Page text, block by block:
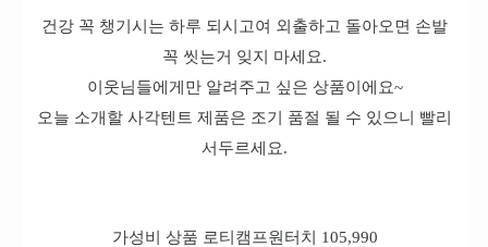
건강 꼭 챙기시는 하루 되시고여 외출하고 돌아오면 손발
꼭 씻는거 잊지 마세요.
이웃님들에게만 알려주고 싶은 상품이에요~
오늘 소개할 사각텐트 제품은 조기 품절 될 수 있으니 빨리
서두르세요.
가성비 상품 로티캠프원터치 105,990